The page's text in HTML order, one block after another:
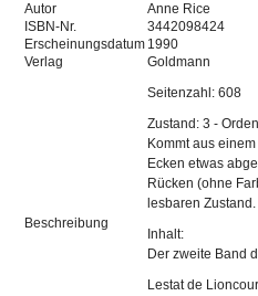
Autor
Anne Rice
ISBN-Nr.
3442098424
Erscheinungsdatum 1990
Verlag
Goldmann
Beschreibung
Seitenzahl: 608
Zustand: 3 -
Kommt aus
Ecken etwas
Rücken (ohne
lesbaren Zustand.
Inhalt:
Der zweite Band
Lestat de